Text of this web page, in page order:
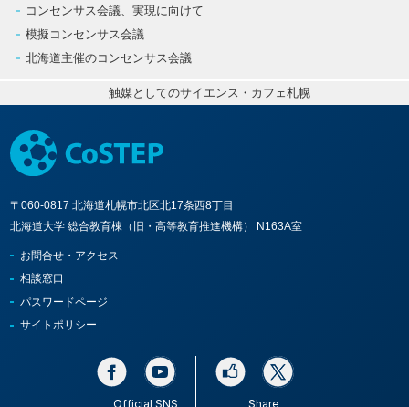
コンセンサス会議、実現に向けて
模擬コンセンサス会議
北海道主催のコンセンサス会議
触媒としてのサイエンス・カフェ札幌
〒060-0817 北海道札幌市北区北17条西8丁目
北海道大学 総合教育棟（旧・高等教育推進機構） N163A室
お問合せ・アクセス
相談窓口
パスワードページ
サイトポリシー
Official SNS Share